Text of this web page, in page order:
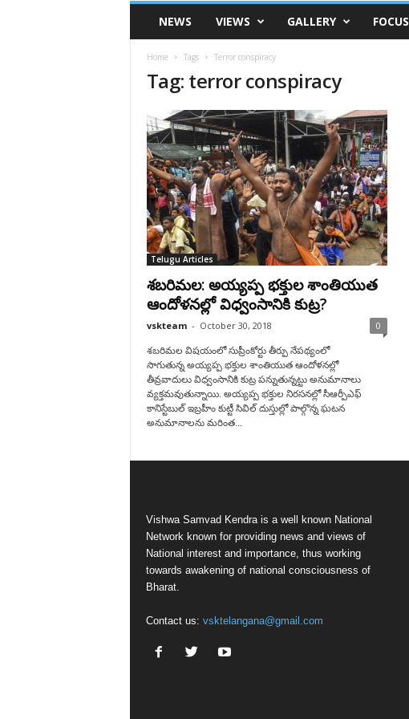
VSK
TelanganaNEWS VIEWS GALLERY FOCUS
Home Tags Terror conspiracy
Tag: terror conspiracy
Telugu Articles
శబరిమల: అయ్యప్ప భక్తుల శాంతియుత
ఆందోళనల్లో విధ్వంసానికి కుట్ర?
vskteam - October 30, 2018 0
శబరిమల విషయంలో సుప్రీంకోర్టు తీర్పు నేపథ్యంలో
సాగుతున్న అయ్యప్ప భక్తుల శాంతియుత ఆందోళనల్లో
తీవ్రవాదులు విధ్వంసానికి కుట్ర పన్నుతున్నట్టు అనుమానాలు
వ్యక్తమవుతున్నాయి. అయ్యప్ప భక్తుల నిరసనల్లో సీఆర్పీఎఫ్
కానిస్టేబుల్ ఇబ్రహీం కుట్టీ సివిల్ దుస్తుల్లో పాల్గొన్న ఘటన
అనుమానాలను మరింత...
Vishwa Samvad Kendra is a well known National
Network known for providing news and views of
National interest and importance, thus working
towards awakening of national consciousness of
Bharat.
Contact us: vsktelangana@gmail.com